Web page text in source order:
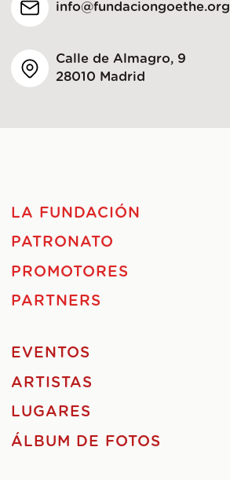
info@fundaciongoethe.org
Calle de Almagro, 9
28010 Madrid
LA FUNDACIÓN
PATRONATO
PROMOTORES
PARTNERS
EVENTOS
ARTISTAS
LUGARES
ÁLBUM DE FOTOS